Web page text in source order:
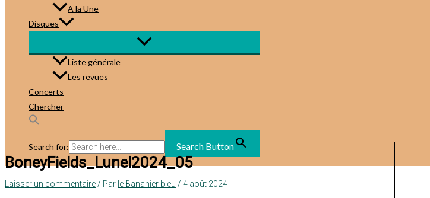
A la Une
Disques
Liste générale
Les revues
Concerts
Chercher
Search for: Search Button
BoneyFields_Lunel2024_05
Laisser un commentaire / Par le Bananier bleu / 4 août 2024